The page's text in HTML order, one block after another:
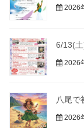
2026
6/13(
2026
八尾で
2026